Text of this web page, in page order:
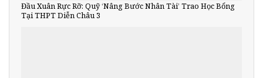
Đầu Xuân Rực Rỡ: Quỹ ‘Nâng Bước Nhân Tài’ Trao Học Bổng
Tại THPT Diễn Châu 3